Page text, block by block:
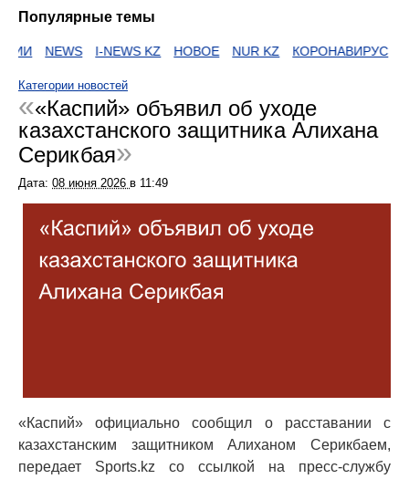
Популярные темы
NEWS I-NEWS KZ НОВОЕ NUR KZ КОРОНАВИРУС
Категории новостей
«Каспий» объявил об уходе
казахстанского защитника Алихана
Серикбая
Дата: 08 июня 2026 в 11:49
«Каспий» официально сообщил о расставании с
казахстанским защитником Алиханом Серикбаем,
передает Sports.kz со ссылкой на пресс-службу